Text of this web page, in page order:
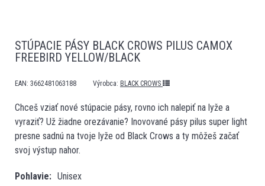
STÚPACIE PÁSY BLACK CROWS PILUS CAMOX
FREEBIRD YELLOW/BLACK
EAN: 3662481063188 Výrobca: BLACK CROWS
Chceš vziať nové stúpacie pásy, rovno ich nalepiť na lyže a
vyraziť? Už žiadne orezávanie? Inovované pásy pilus super light
presne sadnú na tvoje lyže od Black Crows a ty môžeš začať
svoj výstup nahor.
Pohlavie Unisex